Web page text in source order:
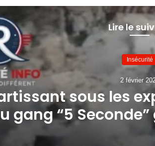
Lire le
Insécurité
2 février
sous les
gang “5